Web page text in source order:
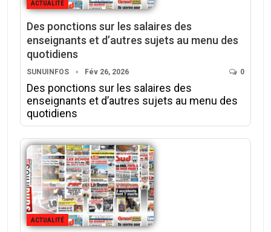
ACTUALITÉ
Des ponctions sur les salaires des
enseignants et d’autres sujets au menu des
quotidiens
SUNUINFOS Fév 26, 2026 0
Des ponctions sur les salaires des
enseignants et d’autres sujets au menu des
quotidiens
ACTUALITÉ